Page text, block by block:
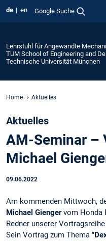
de en Google Suche
Lehrstuhl für Angewandte
TUM School of Engineering and
Technische Universität München
Home Aktuelles
Aktuelles
AM-Seminar –
Michael
09.06.2022
Am kommenden Mittwoch,
Michael Giengervom Honda
Redner unserer
Sein Vortrag zum Thema